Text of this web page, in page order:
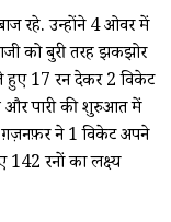
रहे. उन्होंने 4 ओवर में
को बुरी तरह झकझोर
हुए 17 रन देकर 2 विकेट
पारी की शुरुआत में
ग़ज़नफ़र ने 1 विकेट अपने
142 रनों का लक्ष्य